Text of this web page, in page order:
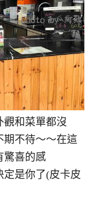
和菜單都沒
期不待～～在這
驚喜的感
定是你了(皮卡皮